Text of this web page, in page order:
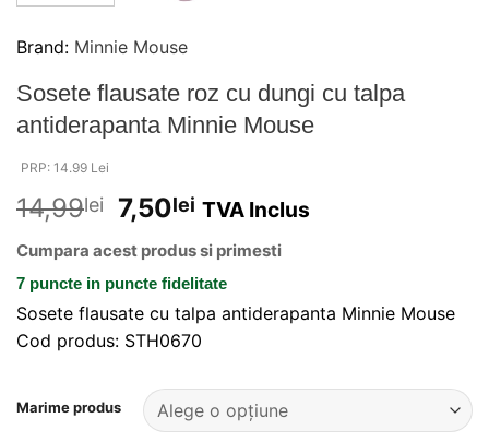
Brand: Minnie Mouse
Sosete flausate roz cu dungi cu talpa
antiderapanta Minnie Mouse
PRP: 14.99 Lei
14,99lei 7,50lei TVA Inclus
Cumpara acest produs si primesti
7 puncte in puncte fidelitate
Sosete flausate cu talpa antiderapanta Minnie Mouse
Cod produs: STH0670
Marime produs